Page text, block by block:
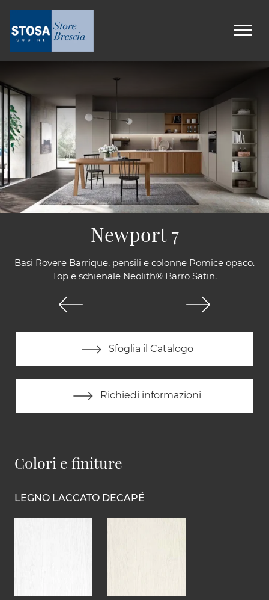
Basi Rovere Barrique, pensili e colonne Pomice opaco.
Top e schienale Neolith® Barro Satin.
Sfoglia il Catalogo
Richiedi informazioni
Newport 7
Colori e finiture
LEGNO LACCATO DECAPÉ